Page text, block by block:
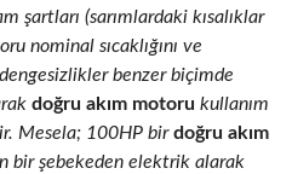
şartları (sarımlardaki kısalıklar
nominal sıcaklığını ve
benzer biçimde
doğru akım motoru kullanım
Mesela; 100HP birdoğru akım
bir şebekeden elektrik alarak